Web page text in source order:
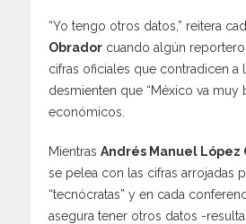
“Yo tengo otros datos,” reitera
Obrador cuando algún
cifras oficiales que contradicen a
desmienten que “México va muy
económicos.
Mientras Andrés Manuel López
se pelea con las cifras arrojadas
“tecnócratas” y en cada
asegura tener otros datos -